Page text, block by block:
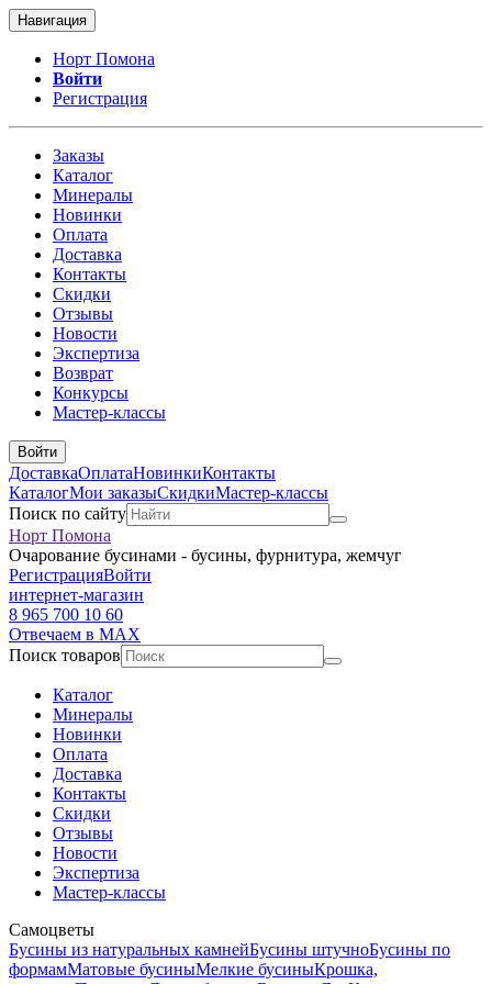
Навигация
Норт Помона
Войти
Регистрация
Заказы
Каталог
Минералы
Новинки
Оплата
Доставка
Контакты
Скидки
Отзывы
Новости
Экспертиза
Возврат
Конкурсы
Мастер-классы
Войти
ДоставкаОплатаНовинкиКонтакты
КаталогМои заказыСкидкиМастер-классы
Поиск по сайту
Норт Помона
Очарование бусинами - бусины, фурнитура, жемчуг
РегистрацияВойти
интернет-магазин
8 965 700 10 60
Отвечаем в MAX
Поиск товаров
Каталог
Минералы
Новинки
Оплата
Доставка
Контакты
Скидки
Отзывы
Новости
Экспертиза
Мастер-классы
Самоцветы
Бусины из натуральных камнейБусины штучноБусины по
формамМатовые бусиныМелкие бусиныКрошка,